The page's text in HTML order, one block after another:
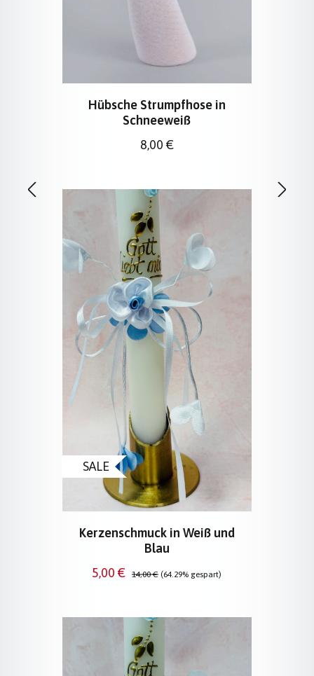
Hübsche Strumpfhose in
Schneeweiß
Regulärer Preis:
8,00 €
SALE
Kerzenschmuck in Weiß und
Blau
Verkaufspreis:
5,00 € Regulärer Preis:
14,00 € (64.29% gespart)